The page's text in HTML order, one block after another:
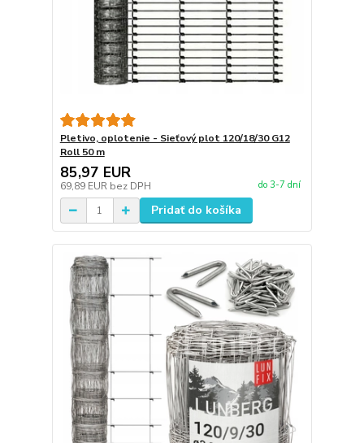
Pletivo, oplotenie - Sieťový plot 120/18/30 G12
Roll 50 m
85,97 EUR
69,89 EUR bez DPH do 3-7 dní
Pridať do košíka